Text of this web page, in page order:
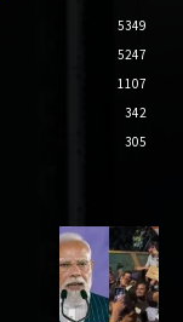
5349
5247
1107
342
305